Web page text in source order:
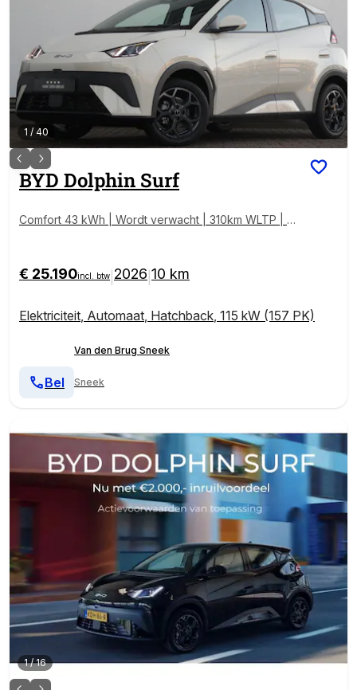
1 / 40
BYD Dolphin Surf
Comfort 43 kWh | Wordt verwacht | 310km WLTP | 3
€ 25.190incl. btw 2026 10 km
Elektriciteit, Automaat, Hatchback, 115 kW (157 PK)
Van den Brug Sneek
Sneek
Bel
1/16